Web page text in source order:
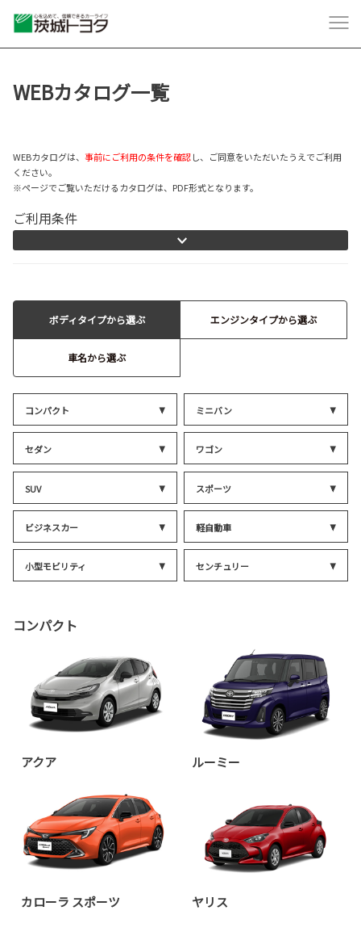
WEBカタログ一覧
WEBカタログは、 事前にご利用の条件を確認し、ご同意をいただいたうえでご利用
ください。
※ページでご覧いただけるカタログは、PDF形式となります。
ご利用条件
ボディタイプから選ぶ エンジンタイプから選ぶ
車名から選ぶ
コンパクト ミニバン
セダン ワゴン
SUV スポーツ
ビジネスカー 軽自動車
小型モビリティ センチュリー
コンパクト
アクア ルーミー
カローラ スポーツ ヤリス